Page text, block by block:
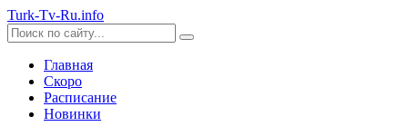
Turk-Tv-Ru.info
Главная
Скоро
Расписание
Новинки